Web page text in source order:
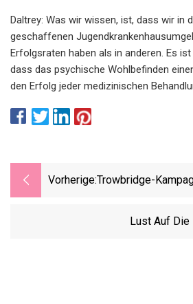
Daltrey: Was wir wissen, ist, dass wir in
geschaffenen
Erfolgsraten haben als in anderen. Es
dass das psychische Wohlbefinden
den Erfolg jeder medizinischen
Vorherige:Trowbridge-
Lust Auf Die